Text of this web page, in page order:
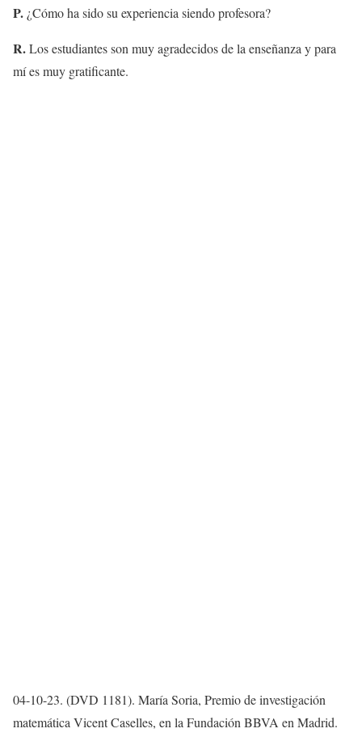
P. ¿Cómo ha sido su experiencia siendo profesora?
R.Los estudiantes son muy agradecidos de la enseñanza y para
mí es muy gratificante.
04-10-23. (DVD 1181). María Soria, Premio de investigación
matemática Vicent Caselles, en la Fundación BBVA en Madrid.